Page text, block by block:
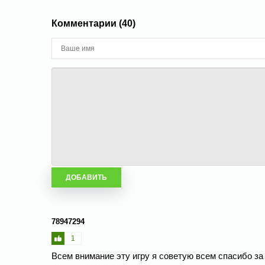
Комментарии (40)
78947294
1
Всем внимание эту игру я советую всем спасибо